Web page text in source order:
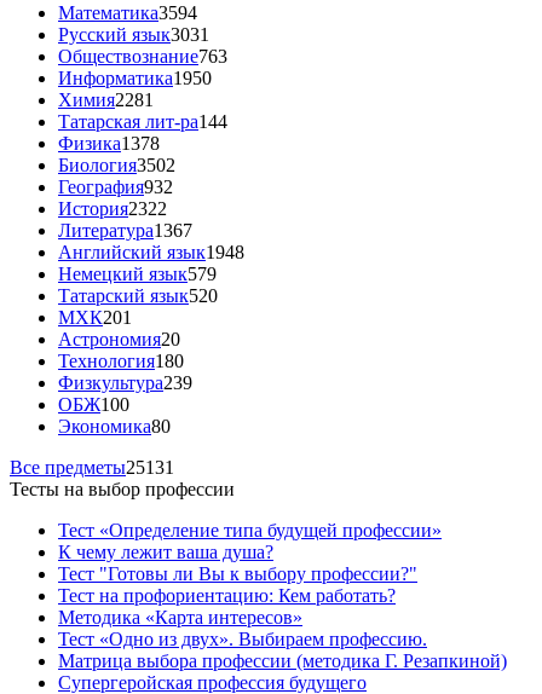
Математика3594
Русский язык3031
Обществознание763
Информатика1950
Химия2281
Татарская лит-ра144
Физика1378
Биология3502
География932
История2322
Литература1367
Английский язык1948
Немецкий язык579
Татарский язык520
МХК201
Астрономия20
Технология180
Физкультура239
ОБЖ100
Экономика80
Все предметы25131
Тесты на выбор профессии
Тест «Определение типа будущей профессии»
К чему лежит ваша душа?
Тест "Готовы ли Вы к выбору профессии?"
Тест на профориентацию: Кем работать?
Методика «Карта интересов»
Тест «Одно из двух». Выбираем профессию.
Матрица выбора профессии (методика Г. Резапкиной)
Супергеройская профессия будущего